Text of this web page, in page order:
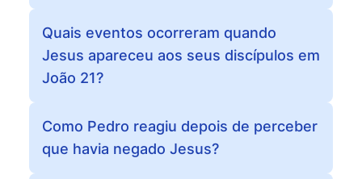
Quais eventos ocorreram quando
Jesus apareceu aos seus discípulos em
João 21?
Como Pedro reagiu depois de perceber
que havia negado Jesus?